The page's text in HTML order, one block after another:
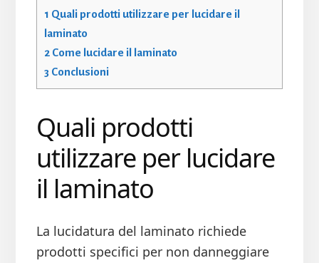
1 Quali prodotti utilizzare per lucidare il
laminato
2Come lucidare il laminato
3 Conclusioni
Quali prodotti
utilizzare per lucidare
il laminato
La lucidatura del laminato richiede
prodotti specifici per non danneggiare